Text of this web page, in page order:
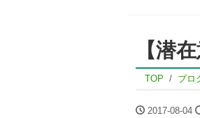
【潜
TOP ブロ
2017-08-04